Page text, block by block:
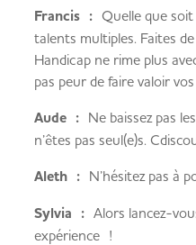
Francis : Quelle que
talents multiples. Faites
Handicap ne rime plus
pas peur de faire valoir
Aude :Ne baissez pas
n’êtes pas seul(e)s.
Aleth :N’hésitez pas à
Sylvia :Alors lancez-
expérience !